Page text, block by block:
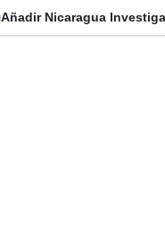
Añadir Nicaragua